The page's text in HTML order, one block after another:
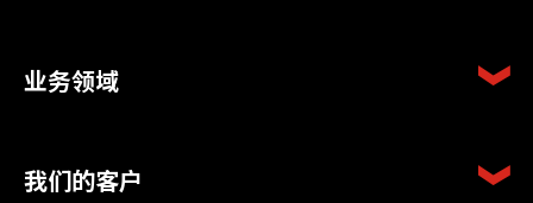
业务领域
我们的客户